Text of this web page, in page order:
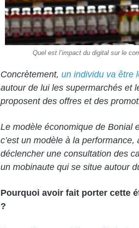
Quel est l’impact du digital sur le
Concrètement, un individu va être
autour de lui les supermarchés et
proposent des offres et des
Le modèle économique de Bonial
c’est un modèle à la
déclencher une consultation des
un mobinaute qui se situe autour
Pourquoi avoir fait porter cette
?